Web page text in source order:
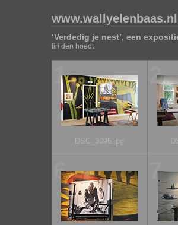
www.wallyelenbaas.nl
‘Verdedig je nest’, een
firi den hoedt
1
DSC_3096.jpg
2
6 7